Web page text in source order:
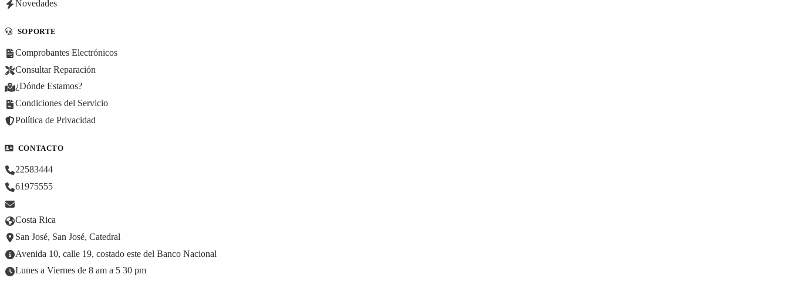
Novedades
SOPORTE
Comprobantes Electrónicos
Consultar Reparación
¿Dónde Estamos?
Condiciones del Servicio
Política de Privacidad
CONTACTO
22583444
61975555
Costa Rica
San José, San José, Catedral
Avenida 10, calle 19, costado este del Banco Nacional
Lunes a Viernes de 8 am a 5 30 pm